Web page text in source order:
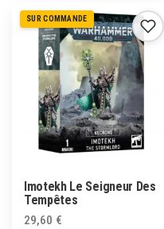
SUR COMMANDE
Imotekh Le Seigneur Des
Tempêtes
29,60 €